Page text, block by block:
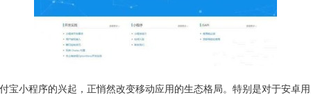
宝小程序的兴起，正悄然改变移动应用的生态格局。特别是对于安卓